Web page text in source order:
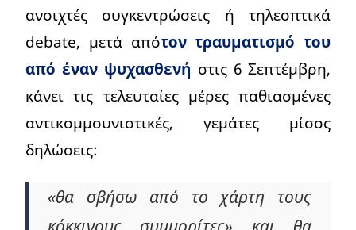
ανοιχτές συγκεντρώσεις ή τηλεοπτικά
debate, μετά απότον τραυματισμό του
από έναν ψυχασθενή στις 6 Σεπτέμβρη,
κάνει τις τελευταίες μέρες παθιασμένες
αντικομμουνιστικές, γεμάτες μίσος
δηλώσεις:
«θα σβήσω από το χάρτη τους